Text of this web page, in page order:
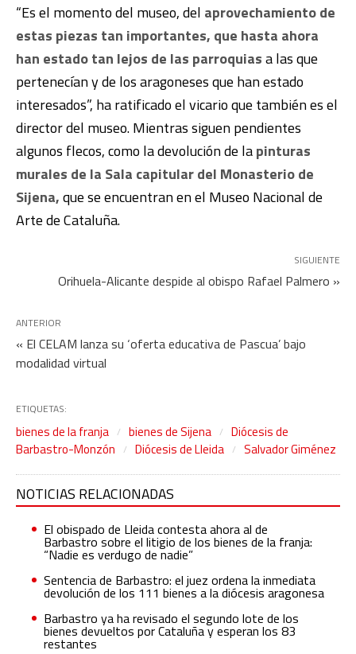
“Es el momento del museo, del aprovechamiento de
estas piezas tan importantes, que hasta ahora
han estado tan lejos de las parroquiasa las que
pertenecían y de los aragoneses que han estado
interesados”, ha ratificado el vicario que también es el
director del museo. Mientras siguen pendientes
algunos flecos, como la devolución de lapinturas
murales de la Sala capitular del Monasterio de
Sijena,que se encuentran en el Museo Nacional de
Arte de Cataluña.
SIGUIENTE
Orihuela-Alicante despide al obispo Rafael Palmero »
ANTERIOR
« El CELAM lanza su ‘oferta educativa de Pascua’ bajo
modalidad virtual
ETIQUETAS:
bienes de la franja bienes de Sijena
Diócesis de
Barbastro-Monzón
Diócesis de Lleida Salvador Giménez
NOTICIAS RELACIONADAS
El obispado de Lleida contesta ahora al de
Barbastro sobre el litigio de los bienes de la franja:
“Nadie es verdugo de nadie”
Sentencia de Barbastro: el juez ordena la inmediata
devolución de los 111 bienes a la diócesis aragonesa
Barbastro ya ha revisado el segundo lote de los
bienes devueltos por Cataluña y esperan los 83
restantes